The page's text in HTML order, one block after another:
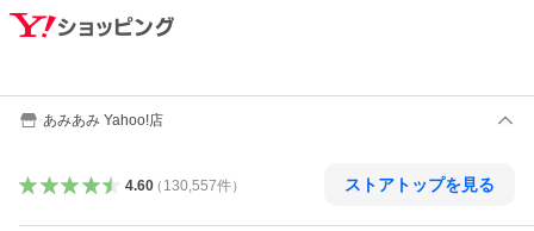
あみあみ Yahoo!店
4.60（ 130,557件） ストアトップを見る